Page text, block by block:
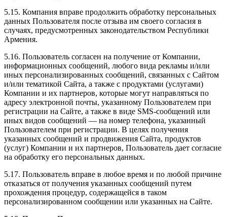
5.15. Компания вправе продолжить обработку персональных
данных Пользователя после отзыва им своего согласия в
случаях, предусмотренных законодательством Республики
Армения.
5.16. Пользователь согласен на получение от Компании,
информационных сообщений, любого вида рекламы и/или
иных персонализированных сообщений, связанных с Сайтом
и/или тематикой Сайта, а также с продуктами (услугами)
Компании и их партнеров, которые могут направляться по
адресу электронной почты, указанному Пользователем при
регистрации на Сайте, а также в виде SMS-сообщений или
иных видов сообщений — на номер телефона, указанный
Пользователем при регистрации. В целях получения
указанных сообщений и продвижения Сайта, продуктов
(услуг) Компании и их партнеров, Пользователь дает согласие
на обработку его персональных данных.
5.17. Пользователь вправе в любое время и по любой причине
отказаться от получения указанных сообщений путем
прохождения процедур, содержащейся в таком
персонализированном сообщении или указанных на Сайте.